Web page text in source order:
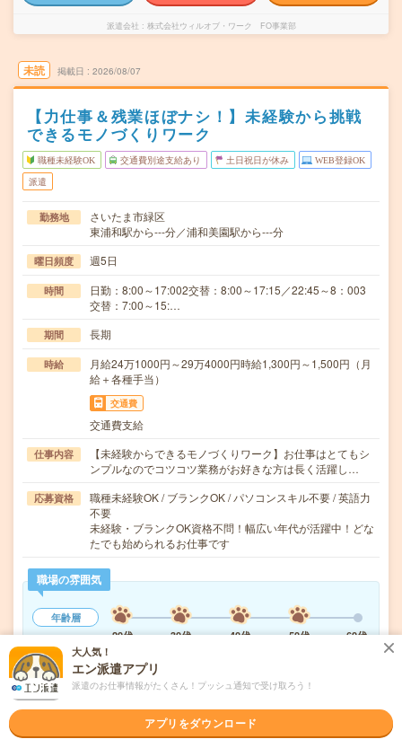
派遣会社 株式会社ウィルオブ・ワーク FO事業部
未読 掲載日 2026/08/07
【力仕事＆残業ほぼナシ！】未経験から挑戦
できるモノづくりワーク
職種未経験OK 交通費別途支給あり 土日祝日が休み WEB登録OK
派遣
勤務地
さいたま市緑区
東浦和駅から---分／浦和美園駅から---分
曜日頻度 週5日
時間
日勤：8:00～17:002交替：8:00～17:15／22:45～8：003
交替：7:00～15:…
期間 長期
時給
月給24万1000円～29万4000円時給1,300円～1,500円（月
給＋各種手当）
交通費
交通費支給
仕事内容
【未経験からできるモノづくりワーク】お仕事はとてもシ
ンプルなのでコツコツ業務がお好きな方は長く活躍し…
応募資格
職種未経験OK / ブランクOK / パソコンスキル不要 / 英語力
不要
未経験・ブランクOK資格不問！幅広い年代が活躍中！どな
たでも始められるお仕事です
職場の雰囲気
年齢層
20代
30代 40代 50代
60代
男女比率
女性
もっと見る
大人気！
エン派遣アプリ
派遣のお仕事情報がたくさん！プッシュ通知で受け取ろう！
アプリをダウンロード